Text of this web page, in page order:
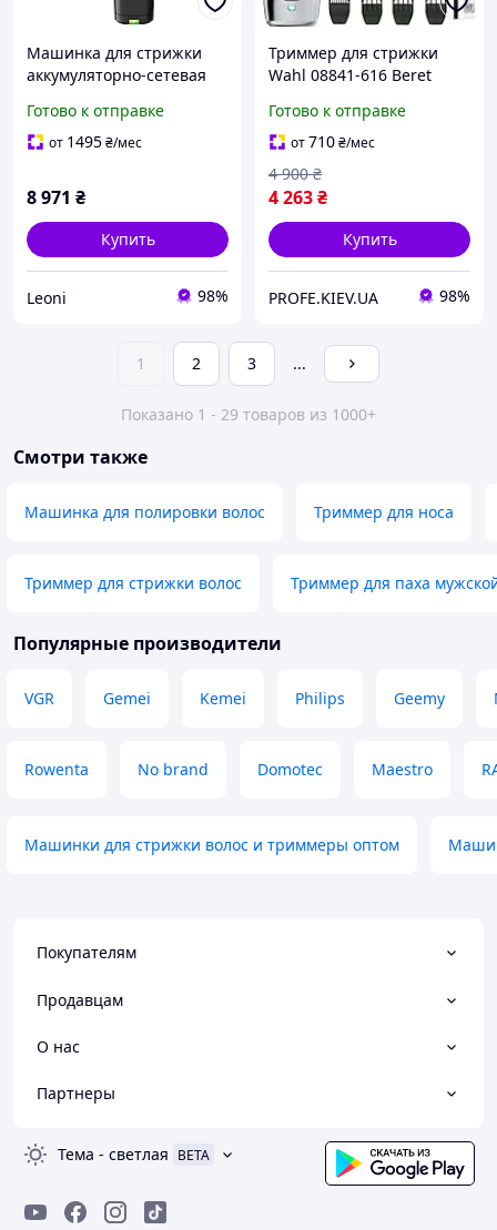
Машинка для стрижки
аккумуляторно-сетевая
1876-0488
Готово к отправке
от 1495₴/мес
8 971 ₴
Купить
Leoni 98%
Триммер для стрижки
Wahl 08841-616 Beret
Готово к отправке
от710₴/мес
4 263₴
4 900 ₴
Купить
PROFE.KIEV.UA 98%
1 2 3 ...
Показано 1 - 29 товаров из 1000+
Смотри также
Машинка для полировки волос Триммер для носа
Триммер для стрижки волос Триммер для паха
Популярные производители
VGR Gemei Kemei Philips Geemy
Rowenta No brand Domotec Maestro
Машинки для стрижки волос и триммеры оптом
Покупателям
Продавцам
О нас
Партнеры
Тема - светлая BETA